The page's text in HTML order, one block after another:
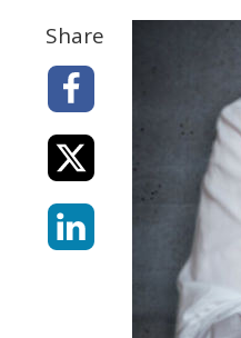
Share